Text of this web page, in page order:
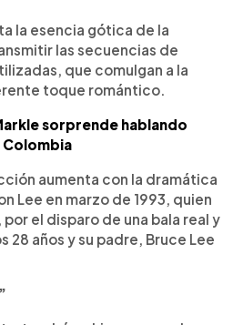
la esencia gótica de la
las secuencias de
que comulgan a la
toque romántico.
sorprende hablando
aumenta con la dramática
Lee en marzo de 1993, quien
el disparo de una bala real y
28 años y su padre, Bruce Lee